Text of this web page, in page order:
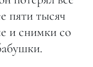
пяти тысяч
и снимки со